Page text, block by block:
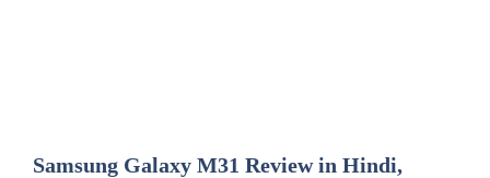
Samsung Galaxy M31 Review in Hindi,